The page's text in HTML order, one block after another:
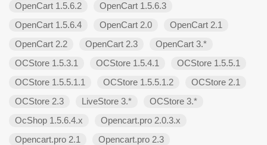
OpenCart 1.5.6.2
OpenCart 1.5.6.3
OpenCart 1.5.6.4
OpenCart 2.0
OpenCart 2.1
OpenCart 2.2
OpenCart 2.3
OpenCart 3.*
OCStore 1.5.3.1
OCStore 1.5.4.1
OCStore 1.5.5.1
OCStore 1.5.5.1.1
OCStore 1.5.5.1.2
OCStore 2.1
OCStore 2.3
LiveStore 3.*
OCStore 3.*
OcShop 1.5.6.4.х
Opencart.pro 2.0.3.х
Opencart.pro 2.1
Opencart.pro 2.3